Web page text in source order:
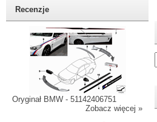
Recenzje
Oryginał BMW - 51142406751
Zobacz więcej »